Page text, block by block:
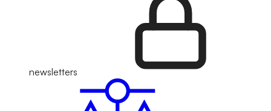
newsletters